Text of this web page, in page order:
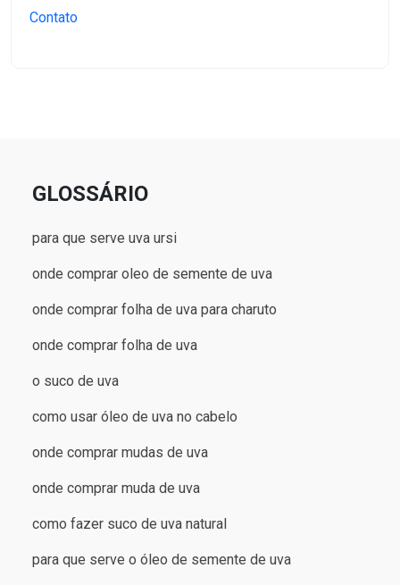
Contato
GLOSSÁRIO
para que serve uva ursi
onde comprar oleo de semente de uva
onde comprar folha de uva para charuto
onde comprar folha de uva
o suco de uva
como usar óleo de uva no cabelo
onde comprar mudas de uva
onde comprar muda de uva
como fazer suco de uva natural
para que serve o óleo de semente de uva